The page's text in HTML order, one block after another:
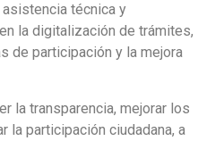
técnica y
la digitalización de trámites,
de participación y la mejora
la transparencia, mejorar los
la participación ciudadana, a